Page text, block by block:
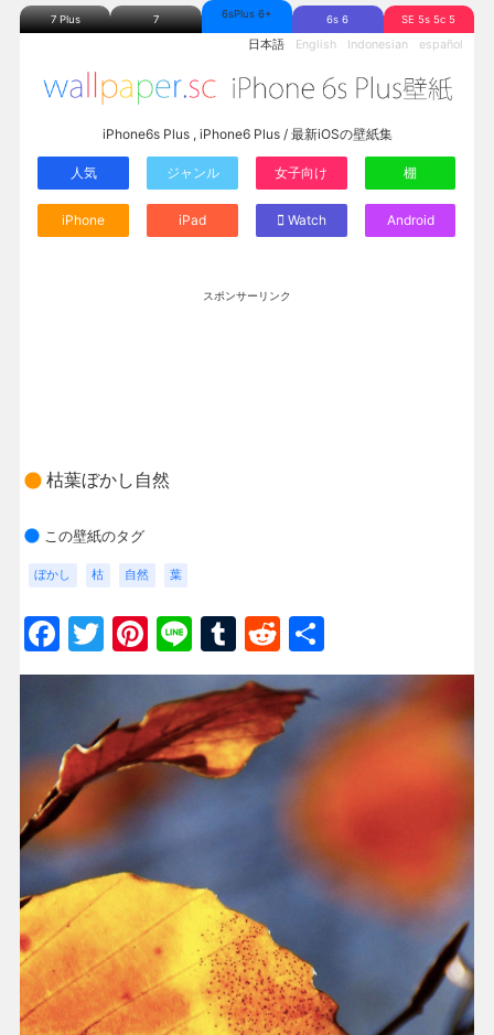
7 Plus 7 6sPlus 6+ 6s 6 SE 5s 5c 5
日本語 English Indonesian español
iPhone6s Plus , iPhone6 Plus / 最新iOSの壁紙集
人気 ジャンル 女子向け 棚
iPhone iPad Watch Android
スポンサーリンク
枯葉ぼかし自然
この壁紙のタグ
ぼかし 枯 自然 葉
Facebook
Twitter
Pinterest
LineTumblr
Reddit
有